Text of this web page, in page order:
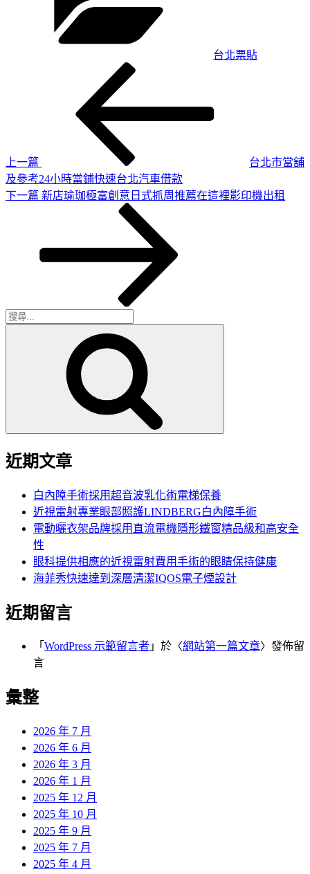
台北票貼
上一篇
台北市當舖
及參考24小時當鋪快速台北汽車借款
下
下一篇 新店瑜珈極富創意日式抓周推薦在這裡影印機出租
搜
近期文章
白內障手術採用超音波乳化術電梯保養
近視雷射專業眼部照護LINDBERG白內障手術
電動曬衣架品牌採用直流電機隱形鐵窗精品級和高安全
性
眼科提供相應的近視雷射費用手術的眼睛保持健康
海菲秀快速達到深層清潔IQOS電子煙設計
近期留言
「 WordPress 示範留言者 」於〈網站第一篇文章〉發佈留
言
彙整
2026 年 7 月
2026 年 6 月
2026 年 3 月
2026 年 1 月
2025 年 12 月
2025 年 10 月
2025 年 9 月
2025 年 7 月
2025 年 4 月